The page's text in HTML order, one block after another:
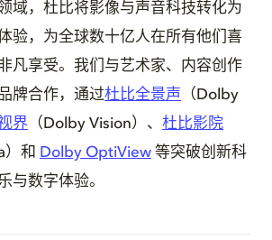
域，杜比将影像与声音科技转化为
验，为全球数十亿人在所有他们喜
凡享受。我们与艺术家、内容创作
牌合作，通过杜比全景声
（Dolby
界 （Dolby Vision）、 杜比影院
）和 Dolby OptiView 等突破创新科
与数字体验。